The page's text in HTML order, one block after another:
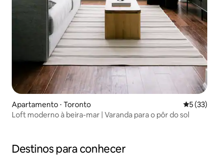
Apartamento ⋅ Toronto 5 de uma
5 (33)
Loft moderno à beira-mar | Varanda para o pôr do sol
Destinos para conhecer